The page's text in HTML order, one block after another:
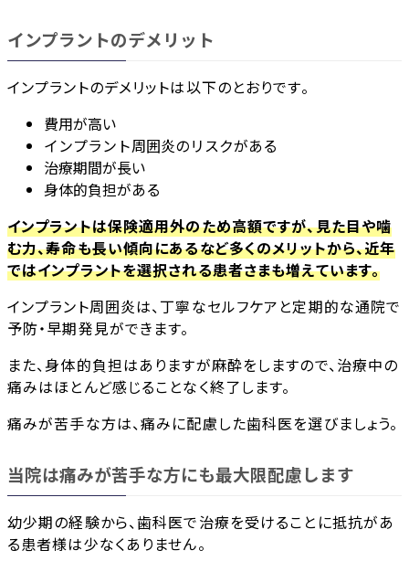
インプラントのデメリット
インプラントのデメリットは以下のとおりです。
費用が高い
インプラント周囲炎のリスクがある
治療期間が長い
身体的負担がある
インプラントは保険適用外のため高額ですが、見た目や噛
む力、寿命も長い傾向にあるなど多くのメリットから、近年
ではインプラントを選択される患者さまも増えています。
インプラント周囲炎は、丁寧なセルフケアと定期的な通院で
予防・早期発見ができます。
また、身体的負担はありますが麻酔をしますので、治療中の
痛みはほとんど感じることなく終了します。
痛みが苦手な方は、痛みに配慮した歯科医を選びましょう。
当院は痛みが苦手な方にも最大限配慮します
幼少期の経験から、歯科医で治療を受けることに抵抗があ
る患者様は少なくありません。